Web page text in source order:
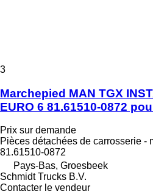
3
Marchepied MAN TGX
EURO 6 81.61510-0872
Prix sur demande
Pièces détachées de carrosserie -
81.61510-0872
Pays-Bas, Groesbeek
Schmidt Trucks B.V.
Contacter le vendeur